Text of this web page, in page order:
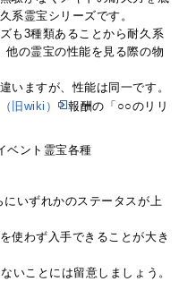
系霊宝シリーズです。
も3種類あることから耐久系
他の霊宝の性能を見る際の物
いますが、性能は同一です。
旧wiki）
報酬の「○○のリリ
ベント霊宝各種
いずれかのステータスが上
使わず入手できることが大き
いことには留意しましょう。